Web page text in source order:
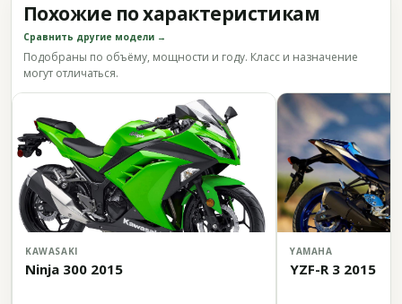
Похожие по характеристикам
Сравнить другие модели →
Подобраны по объёму, мощности и году. Класс и назначение
могут отличаться.
KAWASAKI
Ninja 300 2015
YAMAHA
YZF-R 3 2015